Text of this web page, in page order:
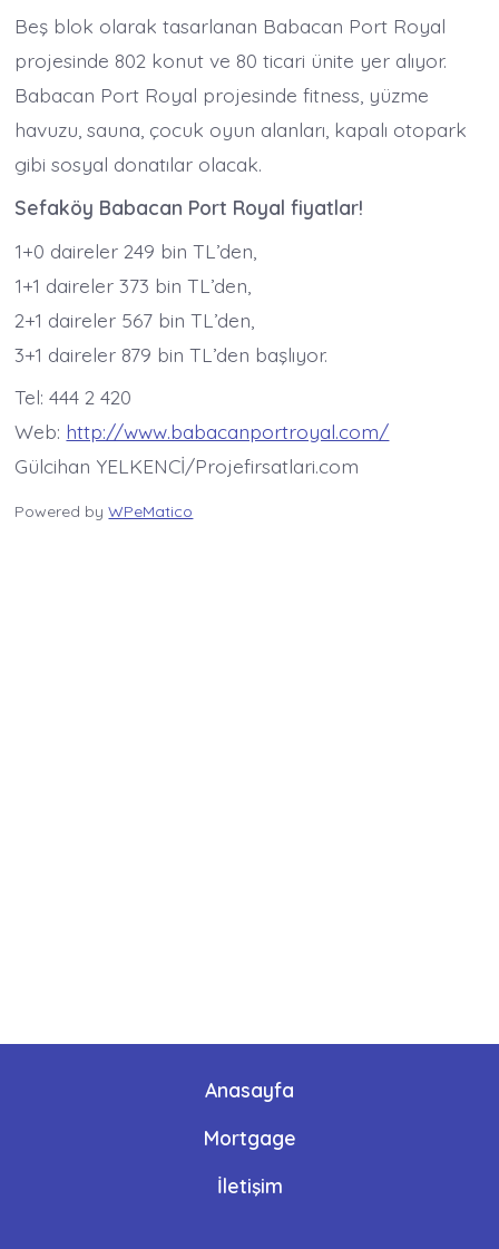
Beş blok olarak tasarlanan Babacan Port Royal
projesinde 802 konut ve 80 ticari ünite yer alıyor.
Babacan Port Royal projesinde fitness, yüzme
havuzu, sauna, çocuk oyun alanları, kapalı otopark
gibi sosyal donatılar olacak.
Sefaköy Babacan Port Royal fiyatlar!
1+0 daireler 249 bin TL’den,
1+1 daireler 373 bin TL’den,
2+1 daireler 567 bin TL’den,
3+1 daireler 879 bin TL’den başlıyor.
Tel: 444 2 420
Web: http://www.babacanportroyal.com/
Gülcihan YELKENCİ/Projefirsatlari.com
Powered byWPeMatico
Anasayfa
Mortgage
İletişim